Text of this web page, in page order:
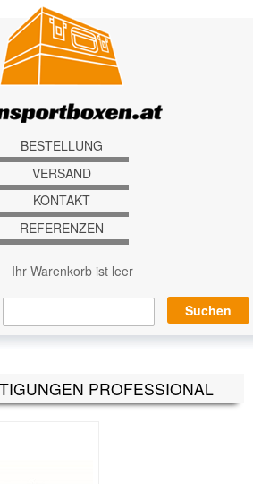
BESTELLUNG
VERSAND
KONTAKT
REFERENZEN
Ihr Warenkorb ist leer
PROFESSIONAL